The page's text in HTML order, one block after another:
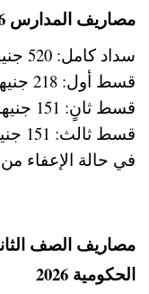
مصاريف المدارس 2026 الصف الأول الثانوي
سداد كامل: 520 جنيها.
قسط أول: 218 جنيها.
قسط ثانٍ: 151 جنيها.
قسط ثالث: 151 جنيها.
في حالة الإعفاء من
مصاريف الصف
الحكومية 2026